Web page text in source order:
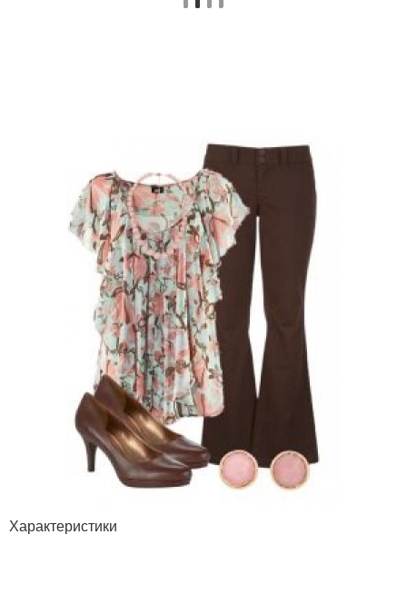
Характеристики